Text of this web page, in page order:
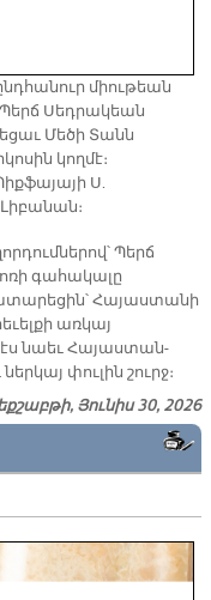
միութեան
Սեդրակեան
Մեծի Տանն
կողմէ։
Ս.
Պերճ
գահակալը
Հայաստանի
առկայ
նաեւ Հայաստան-
փուլին շուրջ։
Յունիս 30, 2026